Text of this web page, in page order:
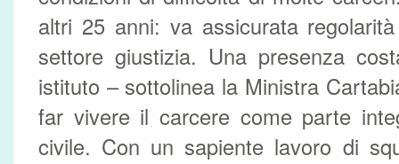
altri 25 anni: va assicurata
settore giustizia. Una presenza
istituto – sottolinea la Ministra
far vivere il carcere come parte
civile. Con un sapiente lavoro di